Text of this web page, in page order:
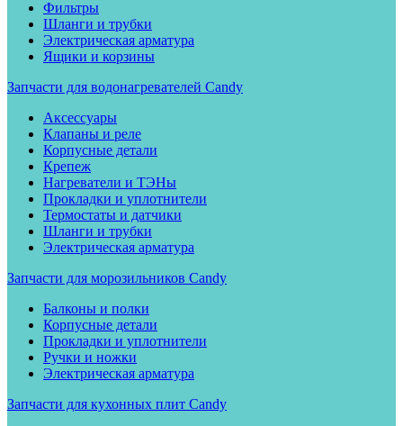
Фильтры
Шланги и трубки
Электрическая арматура
Ящики и корзины
Запчасти для водонагревателей Candy
Аксессуары
Клапаны и реле
Корпусные детали
Крепеж
Нагреватели и ТЭНы
Прокладки и уплотнители
Термостаты и датчики
Шланги и трубки
Электрическая арматура
Запчасти для морозильников Candy
Балконы и полки
Корпусные детали
Прокладки и уплотнители
Ручки и ножки
Электрическая арматура
Запчасти для кухонных плит Candy